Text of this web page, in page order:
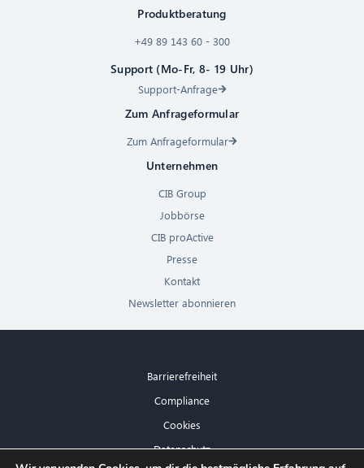
Produktberatung
+49 89 143 60 - 300
Support (Mo-Fr, 8- 19 Uhr)
Support-Anfrage
Zum Anfrageformular
Zum Anfrageformular
Unternehmen
CIB Group
Jobbörse
CIB proActive
Presse
Kontakt
Newsletter abonnieren
Barrierefreiheit
Compliance
Cookies
Datenschutz